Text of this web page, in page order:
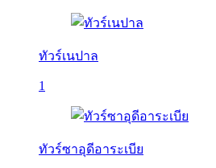
ทัวร์เนปาล
1
ทัวร์ซาอุดีอาระเบีย